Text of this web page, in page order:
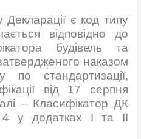
Декларації є код типу
відповідно до
будівель та
наказом
по стандартизації,
від 17 серпня
– Класифікатор ДК
4 у додатках І та II